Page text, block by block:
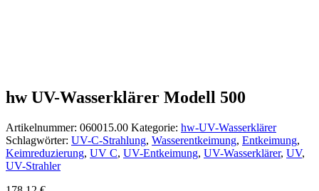
hw UV-Wasserklärer Modell 500
Artikelnummer: 060015.00 Kategorie: hw-UV-Wasserklärer
Schlagwörter: UV-C-Strahlung, Wasserentkeimung, Entkeimung,
Keimreduzierung, UV C, UV-Entkeimung, UV-Wasserklärer, UV,
UV-Strahler